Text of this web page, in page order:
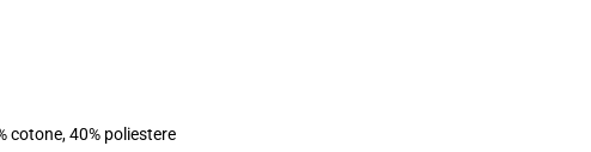
cotone, 40% poliestere